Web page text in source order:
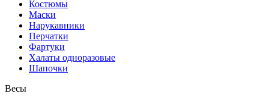
Костюмы
Маски
Нарукавники
Перчатки
Фартуки
Халаты одноразовые
Шапочки
Весы